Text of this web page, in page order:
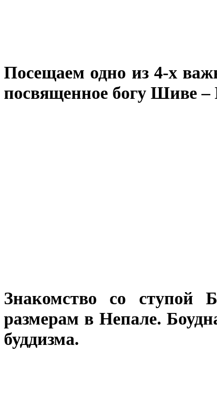
Посещаем одно из 4-х
посвященное богу Шиве –
Знакомство со ступой
размерам в Непале.
буддизма.